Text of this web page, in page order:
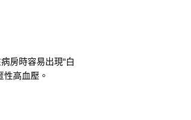
房時容易出現“白
高血壓。